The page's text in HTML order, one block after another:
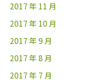
2017 年 11 月
2017 年 10 月
2017 年 9 月
2017 年 8 月
2017 年 7 月